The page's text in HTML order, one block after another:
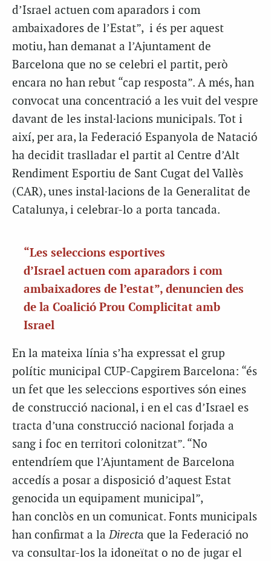
d’Israel actuen com aparadors i com
ambaixadores de l’Estat”, i és per aquest
motiu, han demanat a l’Ajuntament de
Barcelona que no se celebri el partit, però
encara no han rebut “cap resposta”. A més, han
convocat una concentració a les vuit del vespre
davant de les instal·lacions municipals. Tot i
així, per ara, la Federació Espanyola de Natació
ha decidit traslladar el partit al Centre d’Alt
Rendiment Esportiu de Sant Cugat del Vallès
(CAR), unes instal·lacions de la Generalitat de
Catalunya, i celebrar-lo a porta tancada.
“Les seleccions esportives
d’Israel actuen com aparadors i com
ambaixadores de l’estat”, denuncien des
de la Coalició Prou Complicitat amb
Israel
En la mateixa línia s’ha expressat el grup
polític municipal CUP-Capgirem Barcelona: “és
un fet que les seleccions esportives són eines
de construcció nacional, i en el cas d’Israel es
tracta d’una construcció nacional forjada a
sang i foc en territori colonitzat”. “No
entendríem que l’Ajuntament de Barcelona
accedís a posar a disposició d’aquest Estat
genocida un equipament municipal”,
han conclòs en un comunicat. Fonts municipals
han confirmat a laDirecta que la Federació no
va consultar-los la idoneïtat o no de jugar el